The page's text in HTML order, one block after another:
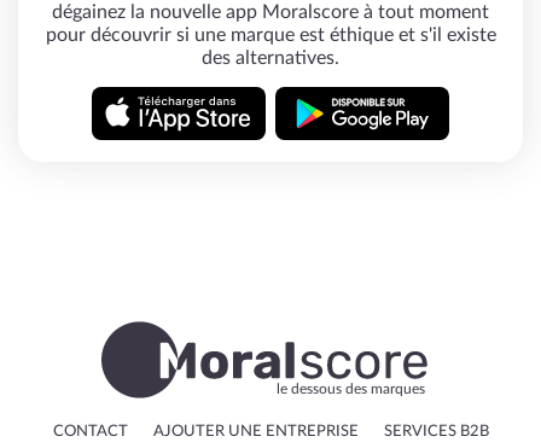
dégainez la nouvelle app Moralscore à tout moment
pour découvrir si une marque est éthique et s'il existe
des alternatives.
le dessous des marques
CONTACT AJOUTER UNE ENTREPRISE SERVICES B2B